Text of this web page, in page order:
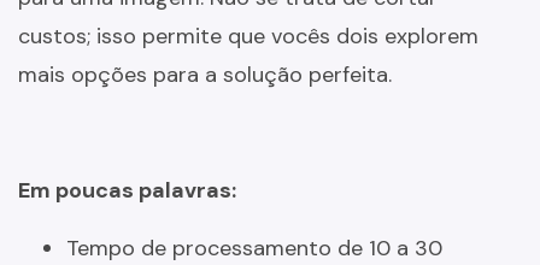
custos; isso permite que vocês dois explorem
mais opções para a solução perfeita.
Em poucas palavras:
Tempo de processamento de 10 a 30